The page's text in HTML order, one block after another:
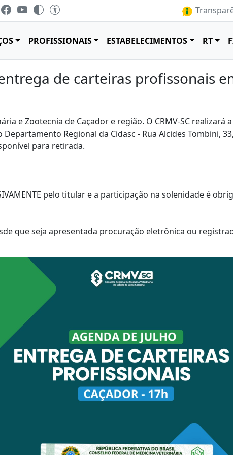
PROFISSIONAIS ESTABELECIMENTOS RT
de carteiras profissonais
e Zootecnia de Caçador e região. O CRMV-SC realizará
Regional da Cidasc - Rua Alcides Tombini,
para retirada.
pelo titular e a participação na solenidade é
que seja apresentada procuração eletrônica ou